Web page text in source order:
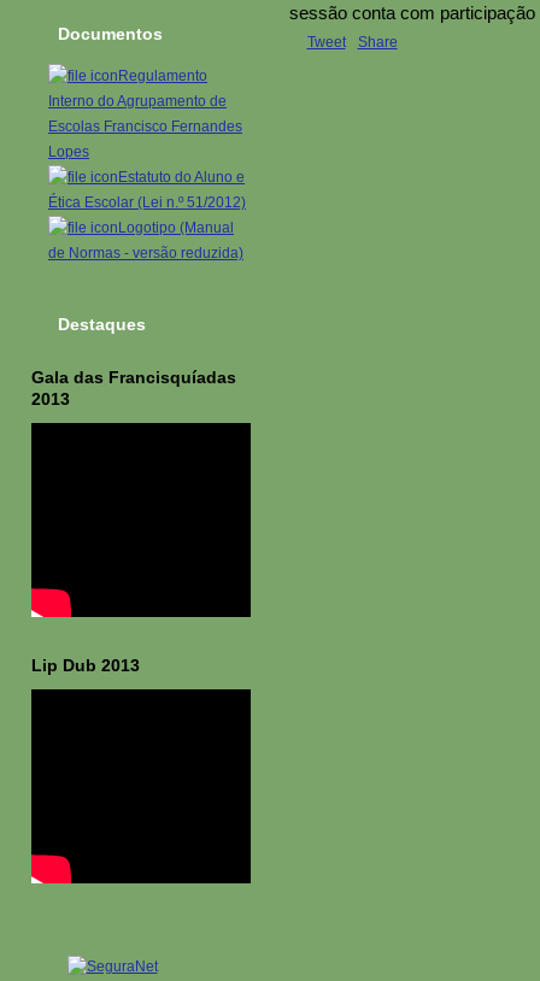
sessão conta com participação
Tweet Share
Documentos
Regulamento
Interno do Agrupamento de
Escolas Francisco Fernandes
Lopes
Estatuto do Aluno e
Ética Escolar (Lei n.º 51/2012)
Logotipo (Manual
de Normas - versão reduzida)
Destaques
Gala das Francisquíadas
2013
Lip Dub 2013